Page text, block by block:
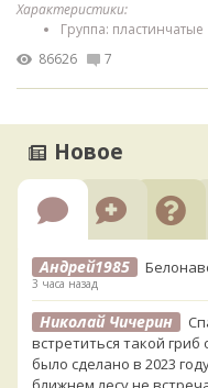
Характеристики:
Группа: пластинчатые
86626
7
Новое
Андрей1985
3 часа назад
Николай Чичерин
встретиться такой
было сделано в 2023